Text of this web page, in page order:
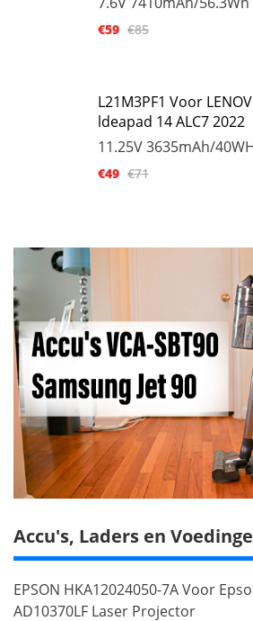
€59 €85
L21M3PF1 Voor
ldeapad 14 ALC7 2022
11.25V3635mAh/
€49 €71
Accu's, Laders en
EPSON HKA12024050-7A Voor
AD10370LF Laser Projector